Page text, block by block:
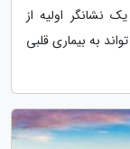
اولیه از
به بیماری قلبی